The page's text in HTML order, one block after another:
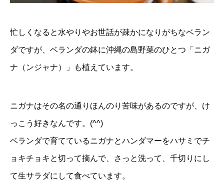
忙しくなると水やりやお世話が疎かになりがちなベラン
ダですが、ベランダの鉢に沖縄の島野菜のひとつ「ニガ
ナ（ンジャナ）」も植えています。
ニガナはその名の通りほんのり苦味があるのですが、け
っこう好きなんです。(^^)
ベランダで育てているニガナとハンダマーをハサミでチ
ョキチョキと切って摘んで、さっと洗って、千切りにし
て生サラダにして食べています。